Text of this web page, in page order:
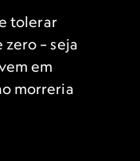
tolerar
– seja
em
morreria